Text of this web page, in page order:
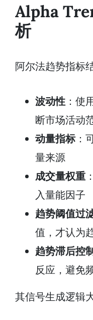
Alpha
析
阿尔法趋势指标
波动性 ：使
断市场活动
动量指标：
量来源
成交量权重
入量能因子
趋势阈值过
值，才认为
趋势滞后控
反应，避免
其信号生成逻辑